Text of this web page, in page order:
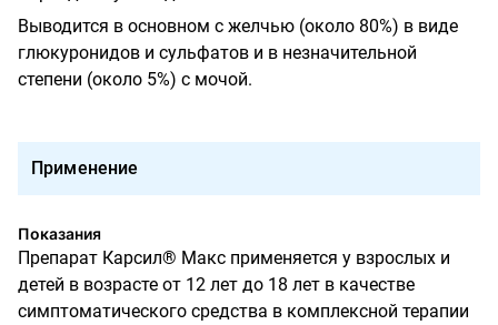
Выводится в основном с желчью (около 80%) в виде
глюкуронидов и сульфатов и в незначительной
степени (около 5%) с мочой.
Применение
Показания
Препарат Карсил® Макс применяется у взрослых и
детей в возрасте от 12 лет до 18 лет в качестве
симптоматического средства в комплексной терапии